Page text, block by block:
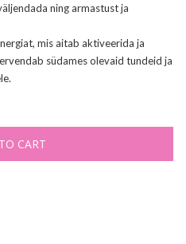
ning armastust ja
mis aitab aktiveerida ja
südames olevaid tundeid ja
CART